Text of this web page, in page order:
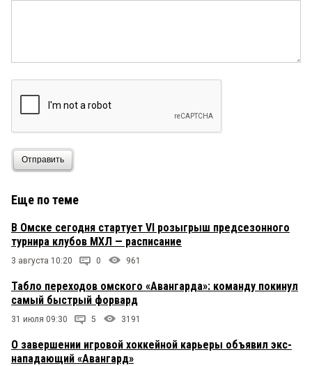
Отправить
Еще по теме
В Омске сегодня стартует VI розыгрыш предсезонного
турнира клубов МХЛ — расписание
3 августа 10:20 0 961
Табло переходов омского «Авангарда»: команду покинул
самый быстрый форвард
31 июля 09:30 5 3191
О завершении игровой хоккейной карьеры объявил экс-
нападающий «Авангард»